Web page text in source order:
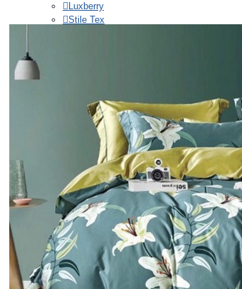
Luxberry
Stile Tex
160х220 см
160х230 см
180х220 см
200х220 см
220х230 см
220х240 см
230х250 см
240х260 см
260х260 см
270х270 см
Ткани
Жаккард